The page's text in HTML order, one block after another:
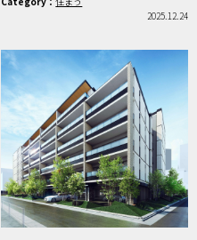
2025.12.24